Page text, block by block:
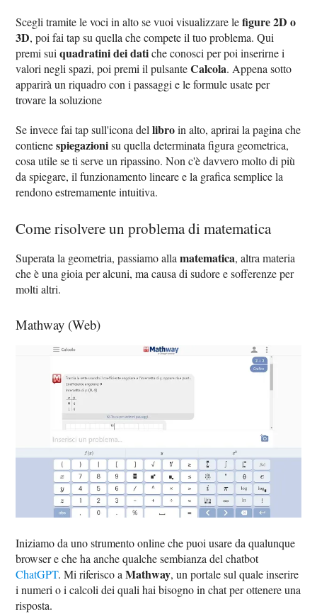
Scegli tramite le voci in alto se vuoi visualizzare lefigure 2D o
3D, poi fai tap su quella che compete il tuo problema. Qui
premi suiquadratini dei datiche conosci per poi inserirne i
valori negli spazi, poi premi il pulsanteCalcola. Appena sotto
apparirà un riquadro con i passaggi e le formule usate per
trovare la soluzione
Se invece fai tap sull'icona dellibroin alto, aprirai la pagina che
contienespiegazionisu quella determinata figura geometrica,
cosa utile se ti serve un ripassino. Non c'è davvero molto di più
da spiegare, il funzionamento lineare e la grafica semplice la
rendono estremamente intuitiva.
Come risolvere un problema di matematica
Superata la geometria, passiamo allamatematica, altra materia
che è una gioia per alcuni, ma causa di sudore e sofferenze per
molti altri.
Mathway (Web)
Iniziamo da uno strumento online che puoi usare da qualunque
browser e che ha anche qualche sembianza del chatbot
ChatGPT. Mi riferisco aMathway, un portale sul quale inserire
i numeri o i calcoli dei quali hai bisogno in chat per ottenere una
risposta.